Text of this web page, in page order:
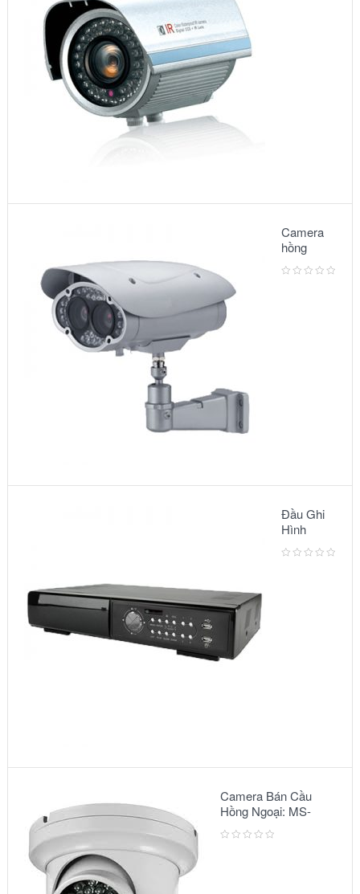
Camera
hồng
ngoại:
Model –
Đầu Ghi
Hình
Camera:
MODEL
Camera Bán Cầu
Hồng Ngoại: MS-
2303 IR